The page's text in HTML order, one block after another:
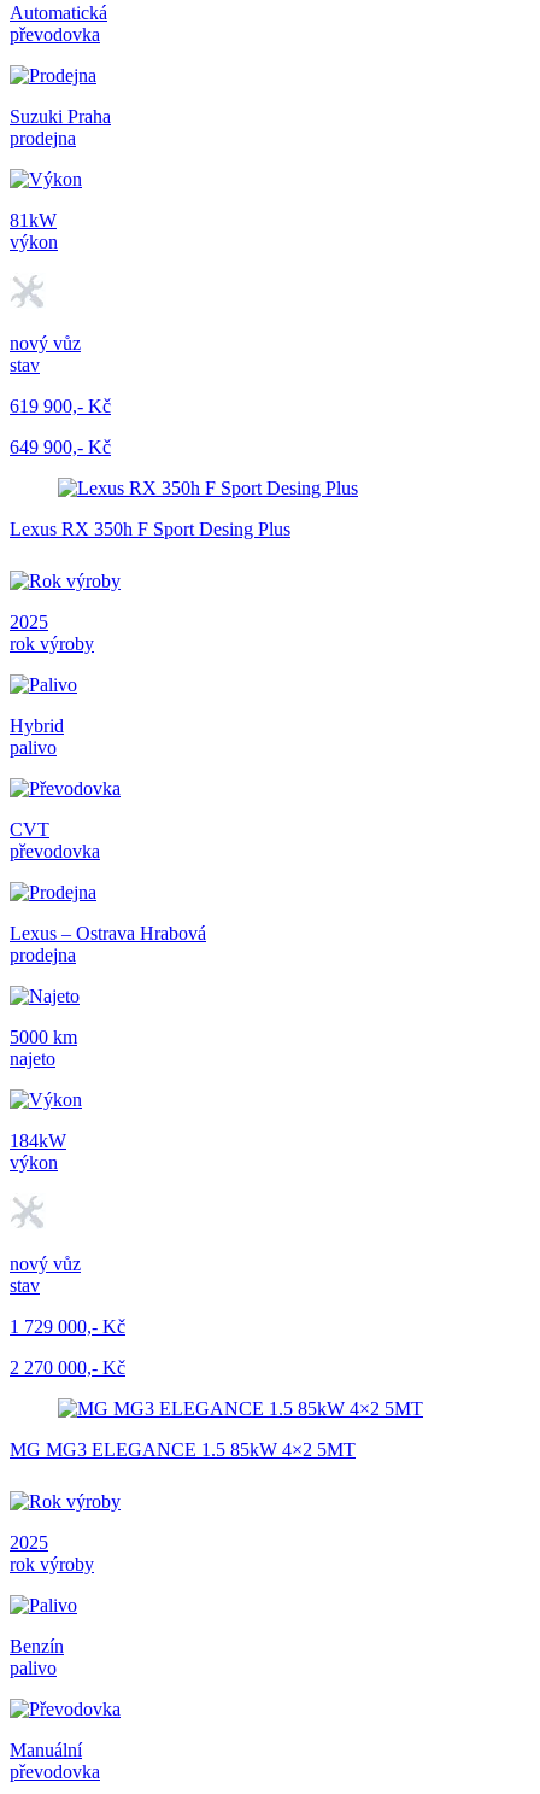
Automatická
převodovka
Suzuki Praha
prodejna
81kW
výkon
nový vůz
stav
619 900,- Kč
649 900,- Kč
Lexus RX 350h F Sport Desing Plus
2025
rok výroby
Hybrid
palivo
CVT
převodovka
Lexus – Ostrava Hrabová
prodejna
5000 km
najeto
184kW
výkon
nový vůz
stav
1 729 000,- Kč
2 270 000,- Kč
MG MG3 ELEGANCE 1.5 85kW 4×2 5MT
2025
rok výroby
Benzín
palivo
Manuální
převodovka